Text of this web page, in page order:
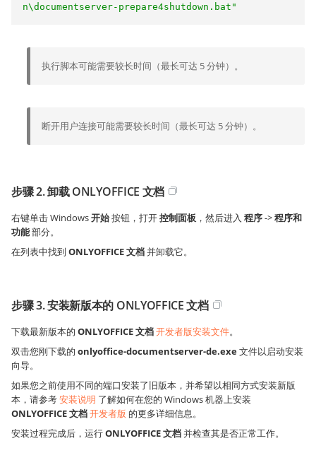
n\documentserver-prepare4shutdown.bat"
执行脚本可能需要较长时间（最长可达 5 分钟）。
断开用户连接可能需要较长时间（最长可达 5 分钟）。
步骤 2. 卸载 ONLYOFFICE 文档
右键单击 Windows开始按钮，打开控制面板 ，然后进入 程序->程序和
功能部分。
在列表中找到 ONLYOFFICE 文档并卸载它。
步骤 3. 安装新版本的 ONLYOFFICE 文档
下载最新版本的 ONLYOFFICE 文档开发者版安装文件。
双击您刚下载的 onlyoffice-documentserver-de.exe文件以启动安装
向导。
如果您之前使用不同的端口安装了旧版本，并希望以相同方式安装新版
本，请参考安装说明 了解如何在您的 Windows 机器上安装
ONLYOFFICE 文档开发者版 的更多详细信息。
安装过程完成后，运行ONLYOFFICE 文档并检查其是否正常工作。